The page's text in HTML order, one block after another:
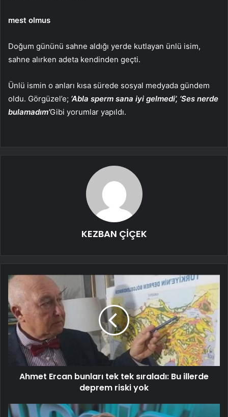
mest olmus
Doğum gününü sahne aldığı yerde kutlayan ünlü isim,
sahne alırken adeta kendinden geçti.
Ünlü ismin o anları kısa sürede sosyal medyada gündem
oldu. Görgüzel’e; ‘Abla sperm sana iyi gelmedi’, ‘Ses nerde
bulamadım’Gibi yorumlar yapıldı.
KEZBAN ÇİÇEK
Ahmet Ercan bunları tek tek sıraladı: Bu illerde
deprem riski yok